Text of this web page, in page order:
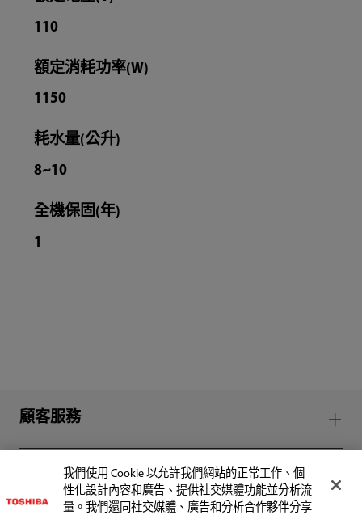
110
額定消耗功率(W)
1150
耗水量(公升)
8~10
全機保固(年)
1
顧客服務
我們使用 Cookie 以允許我們網站的正常工作、個
性化設計內容和廣告、提供社交媒體功能並分析流
量。我們還同社交媒體、廣告和分析合作夥伴分享